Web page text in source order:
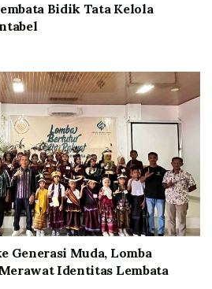
Bidik Tata Kelola
Generasi Muda, Lomba
Identitas Lembata